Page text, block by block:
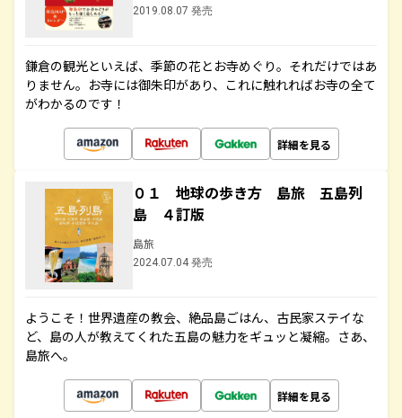
2019.08.07 発売
鎌倉の観光といえば、季節の花とお寺めぐり。それだけではあ
りません。お寺には御朱印があり、これに触れればお寺の全て
がわかるのです！
詳細を見る
０１ 地球の歩き方 島旅 五島列
島 ４訂版
島旅
2024.07.04 発売
ようこそ！世界遺産の教会、絶品島ごはん、古民家ステイな
ど、島の人が教えてくれた五島の魅力をギュッと凝縮。さあ、
島旅へ。
詳細を見る